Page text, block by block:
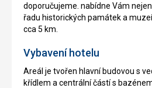
doporučujeme. nabídne Vám
řadu historických památek a
cca 5 km.
Vybavení hotelu
Areál je tvořen hlavní budovou s
křídlem a centrální částí s